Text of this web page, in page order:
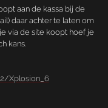
aan de kassa bij de
daar achter te laten om
via de site koopt hoef je
kans.
Xplosion_6